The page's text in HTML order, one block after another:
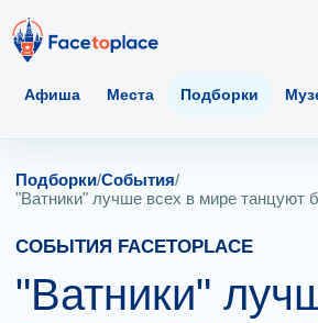
Афиша Места Подборки
Подборки/События/
"Ватники" лучше всех в мире танцуют
СОБЫТИЯ FACETOPLACE
"Ватники"